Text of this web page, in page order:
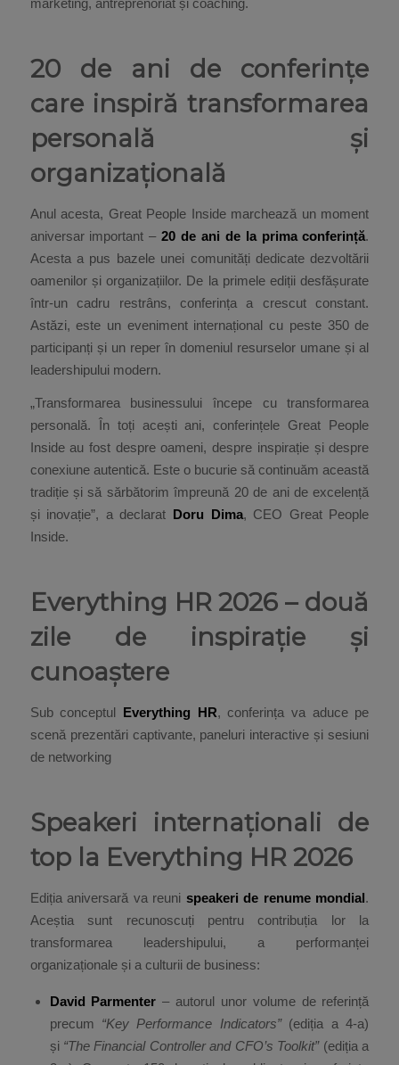
marketing, antreprenoriat și coaching.
20 de ani de conferințe
care inspiră transformarea
personală și
organizațională
Anul acesta, Great People Inside marchează un moment
aniversar important –20 de ani de la prima conferință.
Acesta a pus bazele unei comunități dedicate dezvoltării
oamenilor și organizațiilor. De la primele ediții desfășurate
într-un cadru restrâns, conferința a crescut constant.
Astăzi, este un eveniment internațional cu peste 350 de
participanți și un reper în domeniul resurselor umane și al
leadershipului modern.
„Transformarea businessului începe cu transformarea
personală. În toți acești ani, conferințele Great People
Inside au fost despre oameni, despre inspirație și despre
conexiune autentică. Este o bucurie să continuăm această
tradiție și să sărbătorim împreună 20 de ani de excelență
și inovație”, a declarat
Doru Dima, CEO Great People
Inside.
Everything HR 2026 – două
zile de inspirație și
cunoaștere
Sub conceptul Everything HR, conferința va aduce pe
scenă prezentări captivante, paneluri interactive și sesiuni
de networking
Speakeri internaționali de
top la Everything HR 2026
Ediția aniversară va reuni speakeri de renume mondial.
Aceștia sunt recunoscuți pentru contribuția lor la
transformarea leadershipului, a performanței
organizaționale și a culturii de business:
David Parmenter – autorul unor volume de referință
precum “Key Performance Indicators”(ediția a 4-a)
și “The Financial Controller and CFO’s Toolkit”(ediția a